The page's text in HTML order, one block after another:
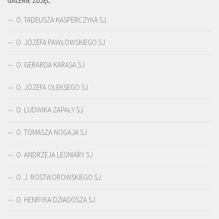
O. TADEUSZA KASPERCZYKA SJ
O. JÓZEFA PAWŁOWSKIEGO SJ
O. GERARDA KARASA SJ
O. JÓZEFA OLEKSEGO SJ
O. LUDWIKA ZAPAŁY SJ
O. TOMASZA NOGAJA SJ
O. ANDRZEJA LEŚNIARY SJ
O. J. ROSTWOROWSKIEGO SJ
O. HENRYKA DZIADOSZA SJ